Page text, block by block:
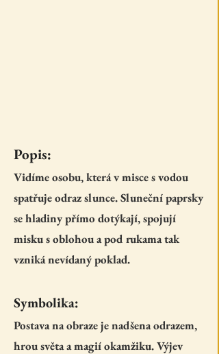
Popis:
Vidíme osobu, která v misce s vodou
spatřuje odraz slunce. Sluneční paprsky
se hladiny přímo dotýkají, spojují
misku s oblohou a pod rukama tak
vzniká nevídaný poklad.
Symbolika:
Postava na obraze je nadšena odrazem,
hrou světa a magií okamžiku. Výjev